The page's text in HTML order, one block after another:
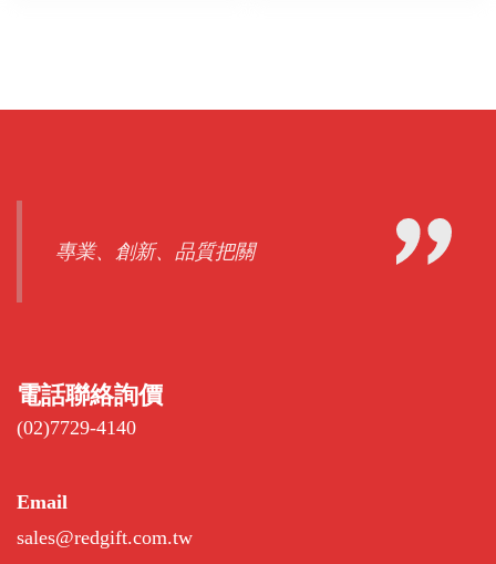
專業、創新、品質把關
電話聯絡詢價
(02)7729-4140
Email
sales@redgift.com.tw